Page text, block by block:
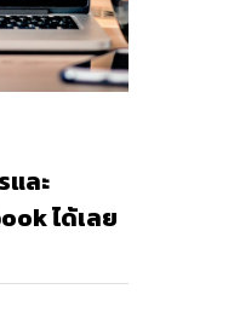
ละ
ได้เลย